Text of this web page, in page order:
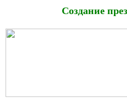
Создание